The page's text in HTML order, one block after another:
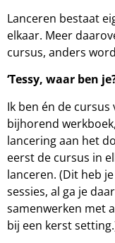
Lanceren bestaat
elkaar. Meer
cursus, anders
‘Tessy, waar ben
Ik ben én de
bijhorend
lancering aan het
eerst de cursus in
lanceren. (Dit heb
sessies, al ga je
samenwerken met
bij een kerst